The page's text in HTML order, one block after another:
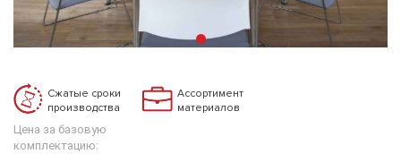
Сжатые сроки
производства
Ассортимент
материалов
Цена за базовую
комплектацию: